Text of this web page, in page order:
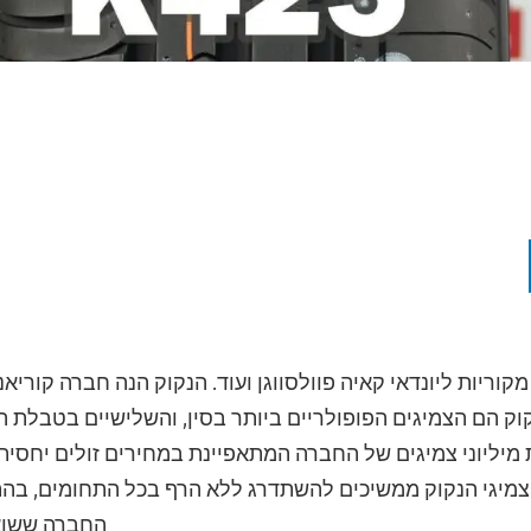
ליונדאי קאיה פוולסווגן ועוד. הנקוק הנה חברה
הם הצמיגים הפופולריים ביותר בסין, והשלישיים
מיליוני צמיגים של החברה המתאפיינת במחירים זולים
הנקוק ממשיכים להשתדרג ללא הרף בכל התחומים,
החברה